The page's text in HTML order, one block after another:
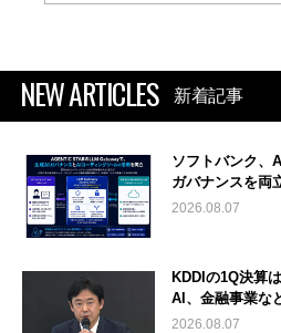
NEW ARTICLES 新着記事
ソフトバンク、
ガバナンスを両
2026.08.07
KDDIの1Q決算
AI、金融事業な
2026.08.07